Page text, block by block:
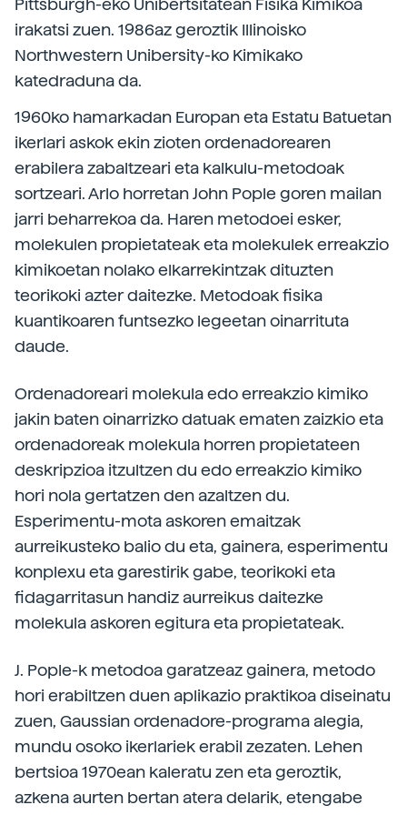
Pittsburgh-eko Unibertsitatean Fisika Kimikoa
irakatsi zuen. 1986az geroztik Illinoisko
Northwestern Unibersity-ko Kimikako
katedraduna da.
1960ko hamarkadan Europan eta Estatu Batuetan
ikerlari askok ekin zioten ordenadorearen
erabilera zabaltzeari eta kalkulu-metodoak
sortzeari. Arlo horretan John Pople goren mailan
jarri beharrekoa da. Haren metodoei esker,
molekulen propietateak eta molekulek erreakzio
kimikoetan nolako elkarrekintzak dituzten
teorikoki azter daitezke. Metodoak fisika
kuantikoaren funtsezko legeetan oinarrituta
daude.
Ordenadoreari molekula edo erreakzio kimiko
jakin baten oinarrizko datuak ematen zaizkio eta
ordenadoreak molekula horren propietateen
deskripzioa itzultzen du edo erreakzio kimiko
hori nola gertatzen den azaltzen du.
Esperimentu-mota askoren emaitzak
aurreikusteko balio du eta, gainera, esperimentu
konplexu eta garestirik gabe, teorikoki eta
fidagarritasun handiz aurreikus daitezke
molekula askoren egitura eta propietateak.
J. Pople-k metodoa garatzeaz gainera, metodo
hori erabiltzen duen aplikazio praktikoa diseinatu
zuen, Gaussian ordenadore-programa alegia,
mundu osoko ikerlariek erabil zezaten. Lehen
bertsioa 1970ean kaleratu zen eta geroztik,
azkena aurten bertan atera delarik, etengabe